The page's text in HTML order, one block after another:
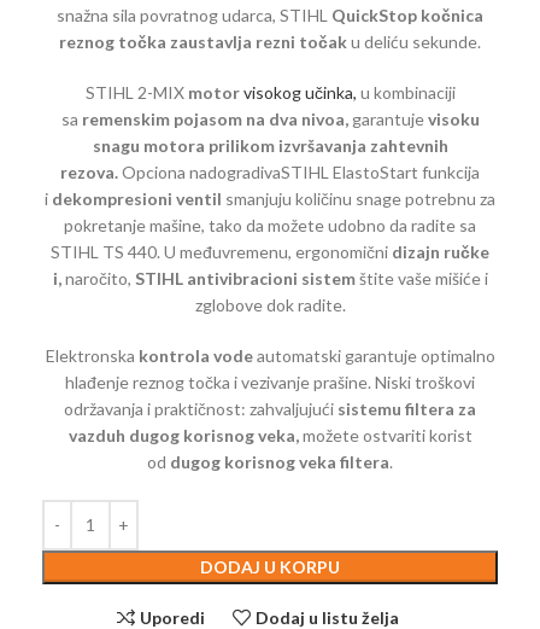
snažna sila povratnog udarca, STIHL QuickStop kočnica
reznog točka zaustavlja rezni točaku deliću sekunde.
STIHL 2-MIX motor visokog učinka, u kombinaciji
sa remenskim pojasom na dva nivoa,garantujevisoku
snagu motora prilikom izvršavanja zahtevnih
rezova.Opciona nadogradivaSTIHL ElastoStart funkcija
i dekompresioni ventil smanjuju količinu snage potrebnu za
pokretanje mašine, tako da možete udobno da radite sa
STIHL TS 440. U međuvremenu, ergonomični dizajn ručke
i,naročito, STIHL antivibracioni sistemštite vaše mišiće i
zglobove dok radite.
Elektronska kontrola vodeautomatski garantuje optimalno
hlađenje reznog točka i vezivanje prašine. Niski troškovi
održavanja i praktičnost: zahvaljujući sistemu filtera za
vazduh dugog korisnog veka,možete ostvariti korist
od dugog korisnog veka filtera.
DODAJ U KORPU
Uporedi Dodaj u listu želja